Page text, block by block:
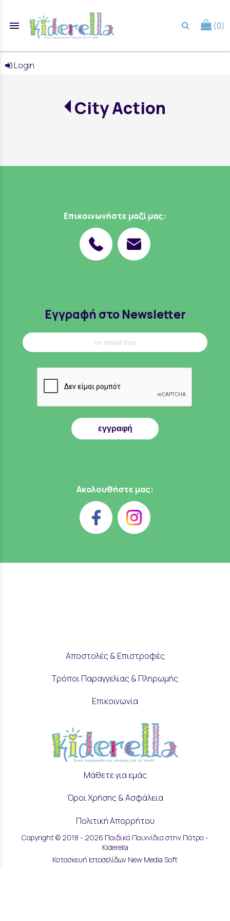
menu (0)
Login
City Action
Επικοινωνήστε μαζί μας:
Εγγραφή στο Newsletter
εγγραφή
Ακολουθήστε μας:
Αποστολές & Επιστροφές
Τρόποι Παραγγελίας & Πληρωμής
Επικοινωνία
Μάθετε για εμάς
Όροι Χρήσης & Ασφάλεια
Πολιτική Απορρήτου
Ρυθμίσεις Cookies
Copyright © 2018 - 2026 Παιδικά Παιχνίδια στην Πάτρα -
Kiderella
Κατασκευή Ιστοσελίδων New Media Soft